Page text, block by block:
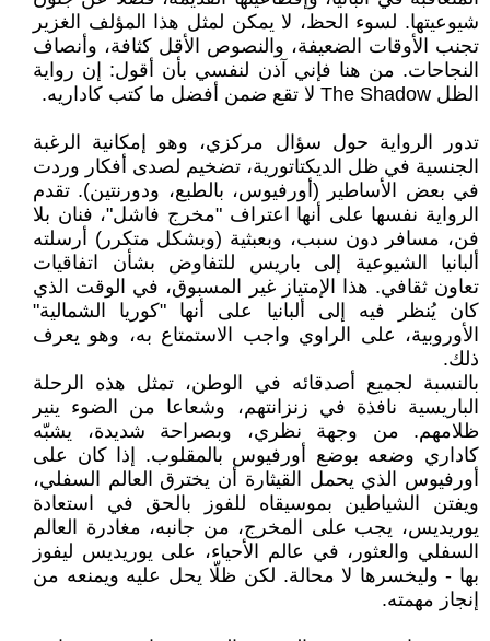
شيوعيتها. لسوء الحظ، لا يمكن لمثل هذا المؤلف الغزير
تجنب الأوقات الضعيفة، والنصوص الأقل كثافة، وأنصاف
النجاحات. من هنا فإني آذن لنفسي بأن أقول: إن رواية
الظل The Shadow لا تقع ضمن أفضل ما كتب كاداريه.
تدور الرواية حول سؤال مركزي، وهو إمكانية الرغبة
الجنسية في ظل الديكتاتورية، تضخيم لصدى أفكار وردت
في بعض الأساطير (أورفيوس، بالطبع، ودورنتين). تقدم
الرواية نفسها على أنها اعتراف "مخرج فاشل"، فنان بلا
فن، مسافر دون سبب، وبعبثية (وبشكل متكرر) أرسلته
ألبانيا الشيوعية إلى باريس للتفاوض بشأن اتفاقيات
تعاون ثقافي. هذا الإمتياز غير المسبوق، في الوقت الذي
كان يُنظر فيه إلى ألبانيا على أنها "كوريا الشمالية"
الأوروبية، على الراوي واجب الاستمتاع به، وهو يعرف
ذلك.
بالنسبة لجميع أصدقائه في الوطن، تمثل هذه الرحلة
الباريسية نافذة في زنزانتهم، وشعاعا من الضوء ينير
ظلامهم. من وجهة نظري، وبصراحة شديدة، يشبّه
كاداري وضعه بوضع أورفيوس بالمقلوب. إذا كان على
أورفيوس الذي يحمل القيثارة أن يخترق العالم السفلي،
ويفتن الشياطين بموسيقاه للفوز بالحق في استعادة
يوريديس، يجب على المخرج، من جانبه، مغادرة العالم
السفلي والعثور، في عالم الأحياء، على يوريديس ليفوز
بها - وليخسرها ​لا محالة. لكن ظلّا يحل عليه ويمنعه من
إنجاز مهمته.